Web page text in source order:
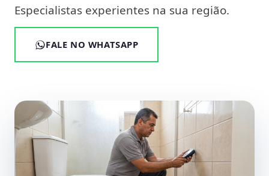
Especialistas experientes na sua região.
FALE NO WHATSAPP